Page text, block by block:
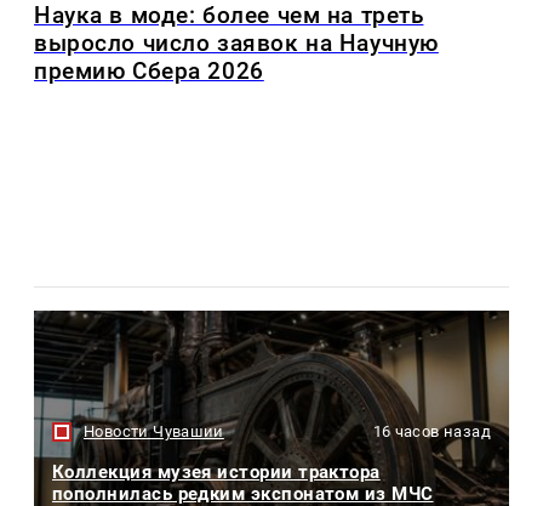
Наука в моде: более чем на треть
выросло число заявок на Научную
премию Сбера 2026
Новости Чувашии 16 часов назад
Коллекция музея истории трактора
пополнилась редким экспонатом из МЧС